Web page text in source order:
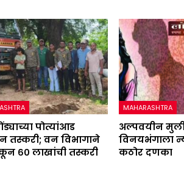
पोत्यांआड
तस्करी; वन विभागाने
६० लाखांची तस्करी
MAHARASHTRA
अल्पवयीन
विनयभंगाला
कठोर दणका